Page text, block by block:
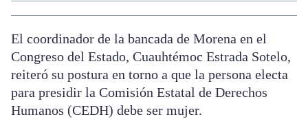
El coordinador de la bancada de Morena en el
Congreso del Estado, Cuauhtémoc Estrada Sotelo,
reiteró su postura en torno a que la persona electa
para presidir la Comisión Estatal de Derechos
Humanos (CEDH) debe ser mujer.